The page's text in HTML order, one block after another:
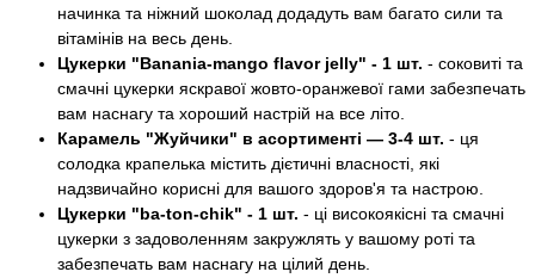
начинка та ніжний шоколад додадуть вам багато сили та
вітамінів на весь день.
Цукерки "Banania-mango flavor jelly" - 1 шт. - соковиті та
смачні цукерки яскравої жовто-оранжевої гами забезпечать
вам наснагу та хороший настрій на все літо.
Карамель "Жуйчики" в асортименті — 3-4 шт. - ця
солодка крапелька містить дієтичні власності, які
надзвичайно корисні для вашого здоров'я та настрою.
Цукерки "ba-ton-chik" - 1 шт. - ці високоякісні та смачні
цукерки з задоволенням закружлять у вашому роті та
забезпечать вам наснагу на цілий день.